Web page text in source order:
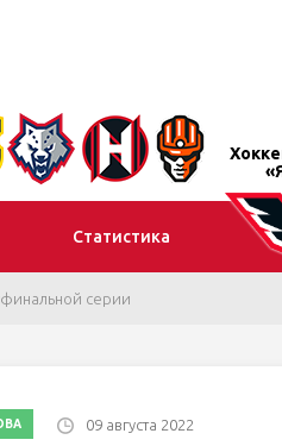
Статистика
серии
09 августа 2022